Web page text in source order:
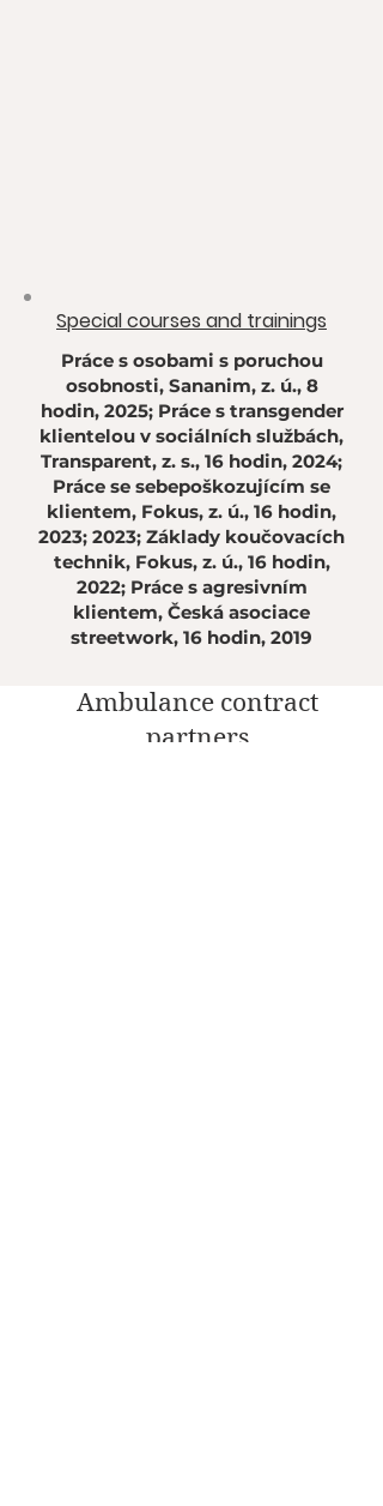
​Special courses and trainings
Práce s osobami s poruchou
osobnosti, Sananim, z. ú., 8
hodin, 2025; Práce s transgender
klientelou v sociálních službách,
Transparent, z. s., 16 hodin, 2024;
Práce se sebepoškozujícím se
klientem, Fokus, z. ú., 16 hodin,
2023; 2023; Základy koučovacích
technik, Fokus, z. ú., 16 hodin,
2022; Práce s agresivním
klientem, Česká asociace
streetwork, 16 hodin, 2019
Ambulance contract
partners